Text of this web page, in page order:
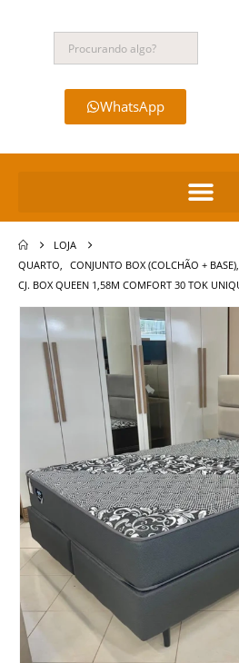
WhatsApp
LOJA
QUARTO
CONJUNTO BOX (COLCHÃO + BASE)
CJ. BOX QUEEN 1,58M COMFORT 30 TOK